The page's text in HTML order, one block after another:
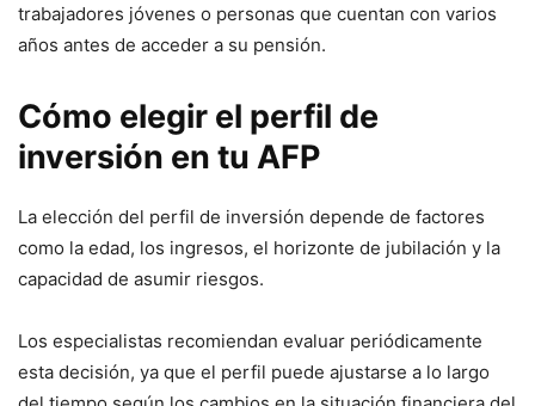
trabajadores jóvenes o personas que cuentan con varios
años antes de acceder a su pensión.
Cómo elegir el perfil de
inversión en tu AFP
La elección del perfil de inversión depende de factores
como la edad, los ingresos, el horizonte de jubilación y la
capacidad de asumir riesgos.
Los especialistas recomiendan evaluar periódicamente
esta decisión, ya que el perfil puede ajustarse a lo largo